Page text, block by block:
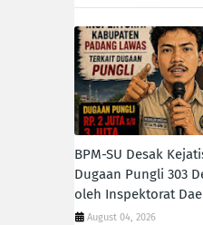
BPM-SU Desak
Dugaan Pungli 303
oleh Inspektorat
August 04, 2026